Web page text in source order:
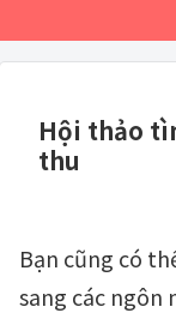
Hội thảo
thu
Bạn cũng có
sang các ngôn